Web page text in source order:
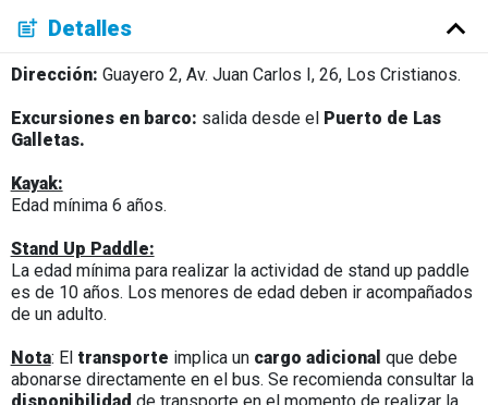
Detalles
Dirección: Guayero 2, Av. Juan Carlos I, 26, Los Cristianos.
Excursiones en barco: salida desde el Puerto de Las
Galletas.
Kayak:
Edad mínima 6 años.
Stand Up Paddle:
La edad mínima para realizar la actividad de stand up paddle
es de 10 años. Los menores de edad deben ir acompañados
de un adulto.
Nota: El transporte implica uncargo adicional que debe
abonarse directamente en el bus. Se recomienda consultar la